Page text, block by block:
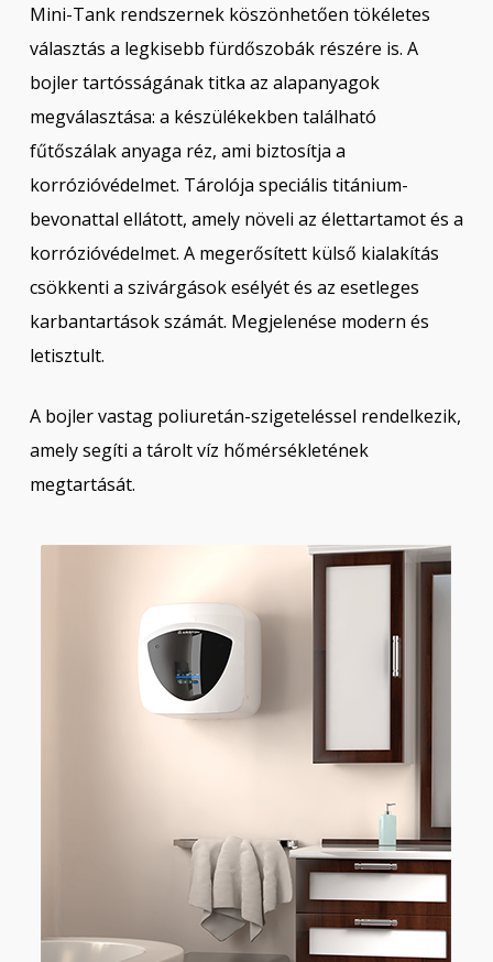
Mini-Tank rendszernek köszönhetően tökéletes
választás a legkisebb fürdőszobák részére is. A
bojler tartósságának titka az alapanyagok
megválasztása: a készülékekben található
fűtőszálak anyaga réz, ami biztosítja a
korrózióvédelmet. Tárolója speciális titánium-
bevonattal ellátott, amely növeli az élettartamot és a
korrózióvédelmet. A megerősített külső kialakítás
csökkenti a szivárgások esélyét és az esetleges
karbantartások számát. Megjelenése modern és
letisztult.
A bojler vastag poliuretán-szigeteléssel rendelkezik,
amely segíti a tárolt víz hőmérsékletének
megtartását.